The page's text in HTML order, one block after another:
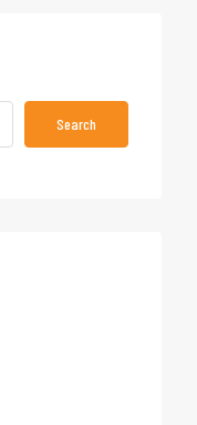
Search